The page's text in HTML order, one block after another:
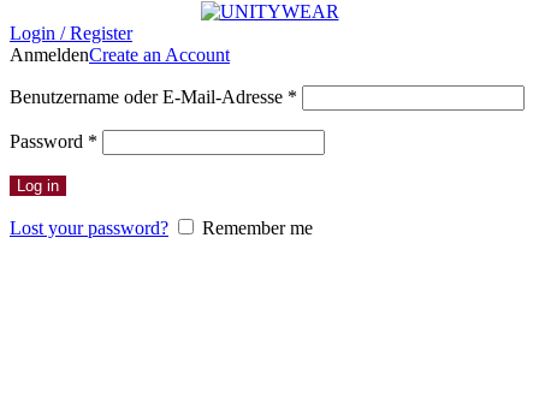
Login / Register
AnmeldenCreate an Account
Benutzername oder E-Mail-Adresse *
Password *
Log in
Lost your password? Remember me